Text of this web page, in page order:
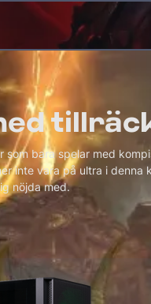
som bara spelar med
inte vara på ultra i
nöjda med.